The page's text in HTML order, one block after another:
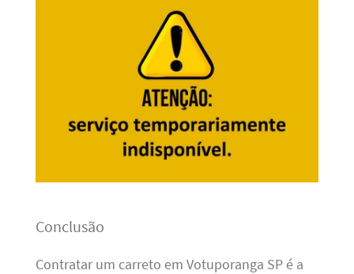
Conclusão
Contratar um carreto em Votuporanga SP é a